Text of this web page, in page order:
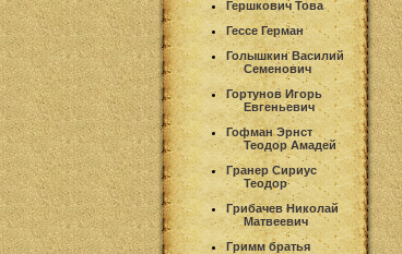
Гершкович Това
Гессе Герман
Голышкин Василий
Семенович
Гортунов Игорь
Евгеньевич
Гофман Эрнст
Теодор Амадей
Гранер Сириус
Теодор
Грибачев Николай
Матвеевич
Гримм братья